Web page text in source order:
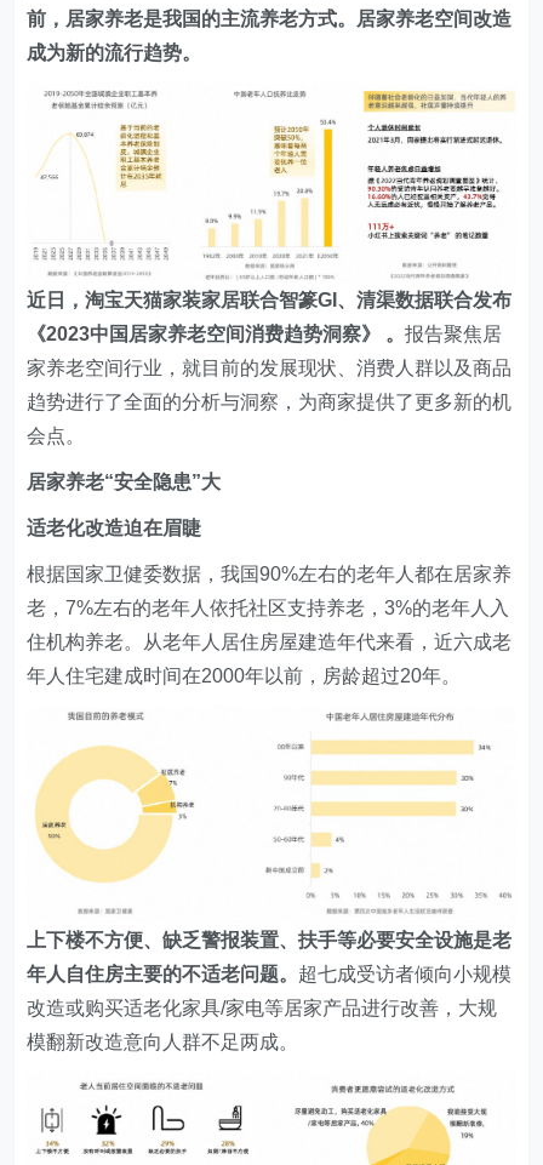
前，居家养老是我国的主流养老方式。居家养老空间改造
成为新的流行趋势。
近日，淘宝天猫家装家居联合智篆GI、清渠数据联合发布
《2023中国居家养老空间消费趋势洞察》 。报告聚焦居
家养老空间行业，就目前的发展现状、消费人群以及商品
趋势进行了全面的分析与洞察，为商家提供了更多新的机
会点。
居家养老“安全隐患”大
适老化改造迫在眉睫
根据国家卫健委数据，我国90%左右的老年人都在居家养
老，7%左右的老年人依托社区支持养老，3%的老年人入
住机构养老。从老年人居住房屋建造年代来看，近六成老
年人住宅建成时间在2000年以前，房龄超过20年。
上下楼不方便、缺乏警报装置、扶手等必要安全设施是老
年人自住房主要的不适老问题。 超七成受访者倾向小规模
改造或购买适老化家具/家电等居家产品进行改善，大规
模翻新改造意向人群不足两成。